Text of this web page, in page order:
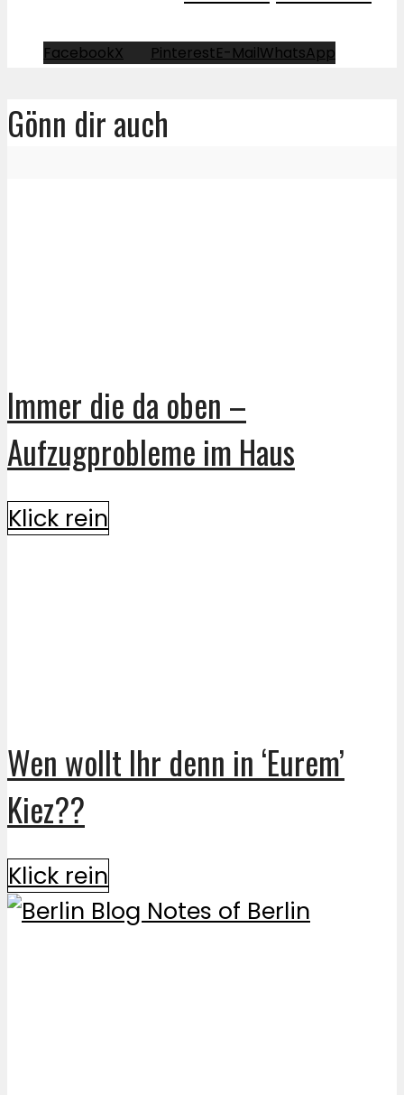
FacebookX PinterestE-MailWhatsApp
Gönn dir auch
Immer die da oben –
Aufzugprobleme im Haus
Klick rein
Wen wollt Ihr denn in ‘Eurem’
Kiez??
Klick rein